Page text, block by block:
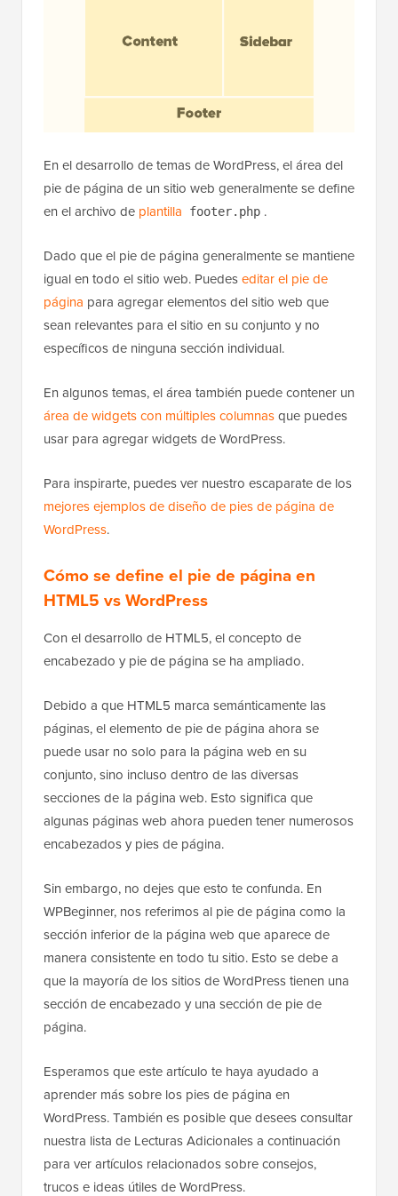
En el desarrollo de temas de WordPress, el área del
pie de página de un sitio web generalmente se define
en el archivo de plantilla footer.php .
Dado que el pie de página generalmente se mantiene
igual en todo el sitio web. Puedeseditar el pie de
página para agregar elementos del sitio web que
sean relevantes para el sitio en su conjunto y no
específicos de ninguna sección individual.
En algunos temas, el área también puede contener un
área de widgets con múltiples columnasque puedes
usar para agregar widgets de WordPress.
Para inspirarte, puedes ver nuestro escaparate de los
mejores ejemplos de diseño de pies de página de
WordPress.
Cómo se define el pie de página en
HTML5 vs WordPress
Con el desarrollo de HTML5, el concepto de
encabezado y pie de página se ha ampliado.
Debido a que HTML5 marca semánticamente las
páginas, el elemento de pie de página ahora se
puede usar no solo para la página web en su
conjunto, sino incluso dentro de las diversas
secciones de la página web. Esto significa que
algunas páginas web ahora pueden tener numerosos
encabezados y pies de página.
Sin embargo, no dejes que esto te confunda. En
WPBeginner, nos referimos al pie de página como la
sección inferior de la página web que aparece de
manera consistente en todo tu sitio. Esto se debe a
que la mayoría de los sitios de WordPress tienen una
sección de encabezado y una sección de pie de
página.
Esperamos que este artículo te haya ayudado a
aprender más sobre los pies de página en
WordPress. También es posible que desees consultar
nuestra lista de Lecturas Adicionales a continuación
para ver artículos relacionados sobre consejos,
trucos e ideas útiles de WordPress.